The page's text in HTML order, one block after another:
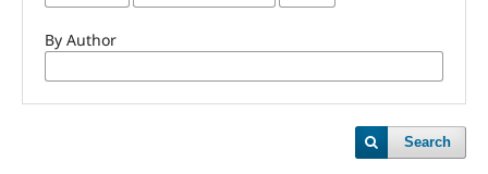
By Author
Search